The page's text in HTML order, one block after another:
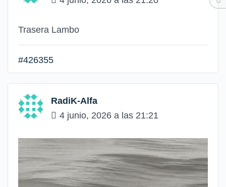
Trasera Lambo
#426355
RadiK-Alfa
4 junio, 2026 a las 21:21